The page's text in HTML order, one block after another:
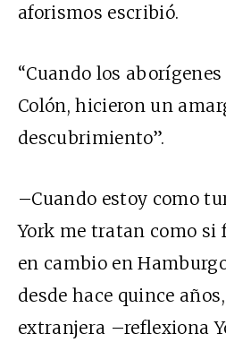
aforismos escribió.
“Cuando los
Colón, hicieron un
descubrimiento”.
–Cuando estoy como
York me tratan como si
en cambio en
desde hace quince
extranjera –reflexiona